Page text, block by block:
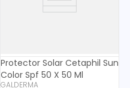
Protector Solar Cetaphil Sun
Color Spf 50 X 50 Ml
GALDERMA